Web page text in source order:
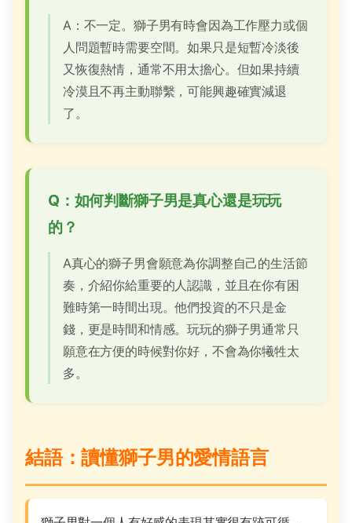
A：不一定。獅子男有時會因為工作壓力或個
人問題暫時需要空間。如果只是短暫冷淡後
又恢復熱情，通常不用太擔心。但如果持續
冷漠且不再主動聯繫，可能興趣確實減退
了。
Q：如何判斷獅子男是真心還是玩玩
的？
A真心的獅子男會願意為你調整自己的生活節
奏，介紹你給重要的人認識，並且在你有困
難時第一時間出現。他們投資的不只是金
錢，更是時間和情感。玩玩的獅子男通常只
願意在方便的時候對你好，不會為你犧牲太
多。
結語：讀懂獅子男的愛情語言